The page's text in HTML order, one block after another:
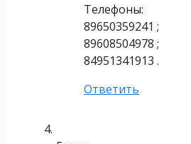
Телефоны:
89650359241 ;
89608504978 ;
84951341913 .
Ответить